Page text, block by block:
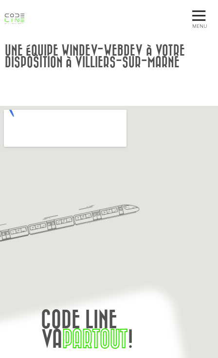
MENU
UNE ÉQUIPE WINDEV-WEBDEV À VOTRE
DISPOSITION À VILLIERS-SUR-MARNE
CODE LINE
VAPARTOUT!